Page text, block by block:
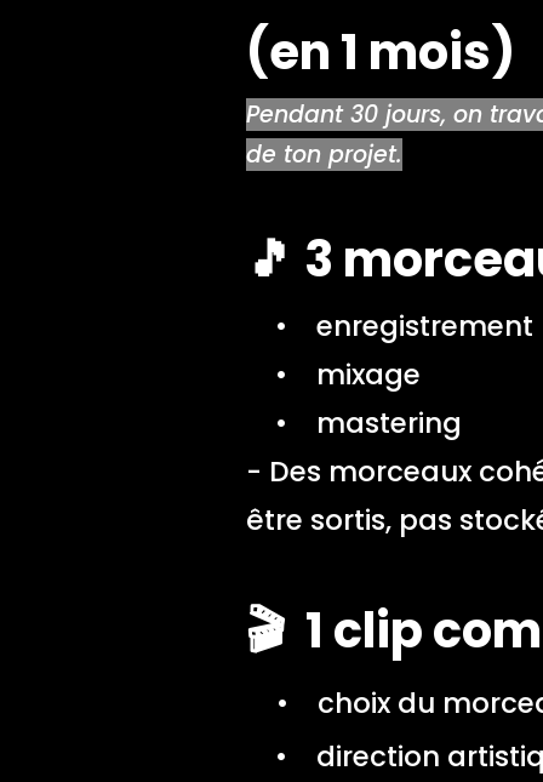
(en 1 mois)
Pendant 30 jours, on
de ton projet.
🎵 3
• enregistrement
• mixage
• mastering
- Des morceaux
être sortis, pas
🎬 1 clip
• choix du
• direction